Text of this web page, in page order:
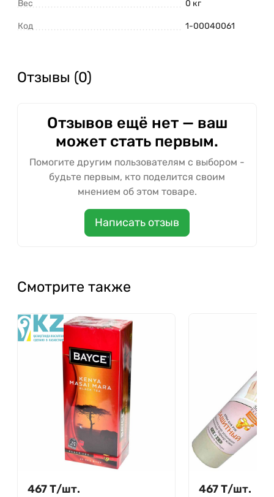
Вес 0 кг
Код 1-00040061
Отзывы (0)
Отзывов ещё нет — ваш
может стать первым.
Помогите другим пользователям с выбором -
будьте первым, кто поделится своим
мнением об этом товаре.
Написать отзыв
Смотрите также
467Т/шт. 467Т/шт.